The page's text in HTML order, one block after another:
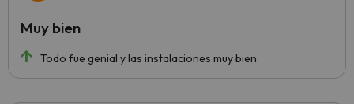
Todo fue genial y las instalaciones muy bien
Muy bien